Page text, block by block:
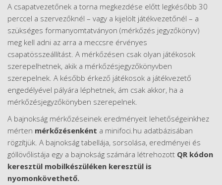
A csapatvezetőnek a torna megkezdése előtt legkésőbb 30
perccel a szervezőknél – vagy a kijelölt játékvezetőnél – a
szükséges formanyomtatványon (mérkőzés jegyzőkönyv)
meg kell adni az arra a meccsre érvényes
csapatösszeállítást. A mérkőzésen csak olyan játékosok
szerepelhetnek, akik a mérkőzésjegyzőkönyvben
szerepelnek. A később érkező játékosok a játékvezető
engedélyével pályára léphetnek, ám csak akkor, ha a
mérkőzésjegyzőkönyben szerepelnek.
A bajnokság mérkőzéseinek eredményeit lehetőségeinkhez
mérten mérkőzésenként a minifoci.hu adatbázisában
rögzítjük. A bajnokság tabellája, sorsolása, eredményei és
góllövőlistája egy a bajnokság számára létrehozott QR kódon
keresztül mobilkészüléken keresztül is
nyomonkövethető.